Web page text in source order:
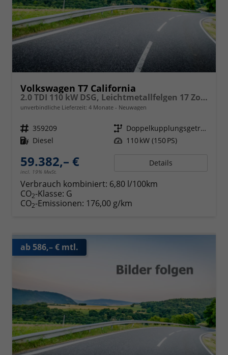
Volkswagen T7 California
2.0 TDI 110 kW DSG, Leichtmetallfelgen 17 Zoll, Markise mit Schiene und Gehäuse links, 5 Sitze, Klima, Jahre Werksgarantie,
unverbindliche Lieferzeit: 4 Monate Neuwagen
Fahrzeugnr. 359209 Getriebe
Doppelkupplungsgetriebe (DSG)
Kraftstoff Diesel Leistung 110 kW (150 PS)
59.382,– €
incl. 19% MwSt.
Details
Verbrauch kombiniert: 6,80 l/100km
CO2-Klasse: G
CO2-Emissionen: 176,00 g/km
ab 586,– € mtl.